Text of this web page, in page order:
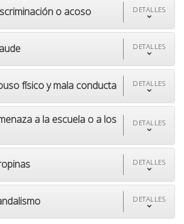
o acoso DETALLES
DETALLES
físico y mala conducta DETALLES
a la escuela o a los DETALLES
DETALLES
DETALLES